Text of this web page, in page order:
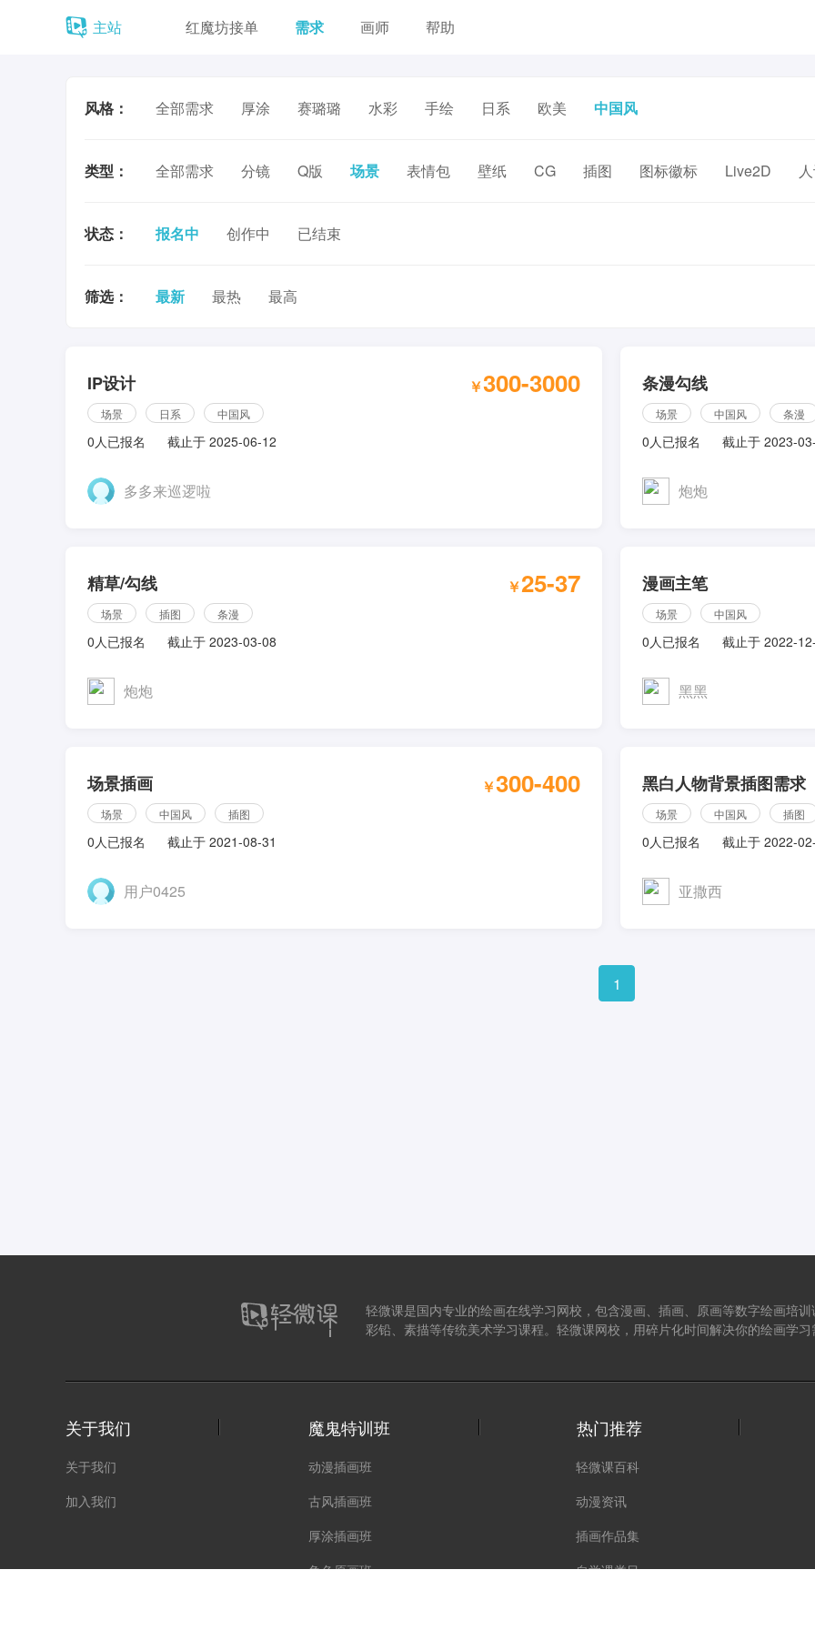
主站 红魔坊接单 需求 画师 帮助
风格： 全部需求 厚涂 赛璐璐 水彩 手绘 日系 欧美 中国风
类型： 全部需求 分镜 Q版 场景 表情包 壁纸 CG 插图 图标徽标 Live2D
状态： 报名中 创作中 已结束
筛选： 最新 最热 最高
IP设计 ￥300-3000
场景 日系 中国风
0人已报名 截止于 2025-06-12
多多来巡逻啦
条漫勾线
场景 中国风 条漫
0人已报名 截止于 2023-
炮炮
精草/勾线 ￥25-37
场景 插图 条漫
0人已报名 截止于 2023-03-08
炮炮
漫画主笔
场景 中国风
0人已报名 截止于 2022-
黑黑
场景插画 ￥300-400
场景 中国风 插图
0人已报名 截止于 2021-08-31
用户0425
黑白人物背景插图需求
场景 中国风 插图
0人已报名 截止于 2022-
亚撒西
1
轻微课是国内专业的绘画在线学习网校，包含漫画、插画、原画等数字绘画培
彩铅、素描等传统美术学习课程。轻微课网校，用碎片化时间解决你的绘画学
关于我们
关于我们
加入我们
魔鬼特训班
动漫插画班
古风插画班
厚涂插画班
角色原画班
热门推荐
轻微课百科
动漫资讯
插画作品集
自学课类目